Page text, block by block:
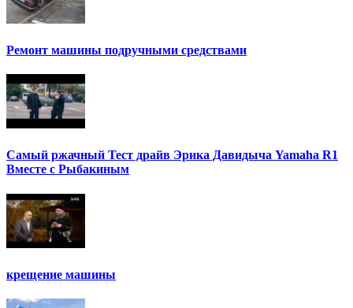
Ремонт машины подручными средствами
Самый ржачный Тест драйв Эрика Давидыча Yamaha R1
Вместе с Рыбакиным
крещение машины